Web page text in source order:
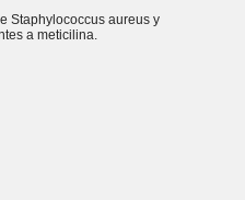
Staphylococcus aureus y
a meticilina.